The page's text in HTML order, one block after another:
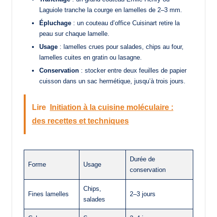
Laguiole tranche la courge en lamelles de 2–3 mm.
Épluchage : un couteau d’office Cuisinart retire la
peau sur chaque lamelle.
Usage : lamelles crues pour salades, chips au four,
lamelles cuites en gratin ou lasagne.
Conservation : stocker entre deux feuilles de papier
cuisson dans un sac hermétique, jusqu’à trois jours.
Lire
Initiation à la cuisine moléculaire :
des recettes et techniques
Forme Usage
Durée de
conservation
Fines lamelles
Chips,
salades
2–3 jours